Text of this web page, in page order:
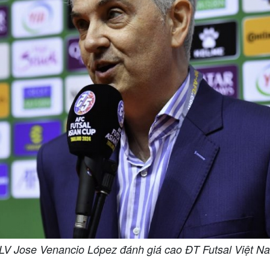
Jose Venancio López đánh giá cao ĐT Futsal Việt